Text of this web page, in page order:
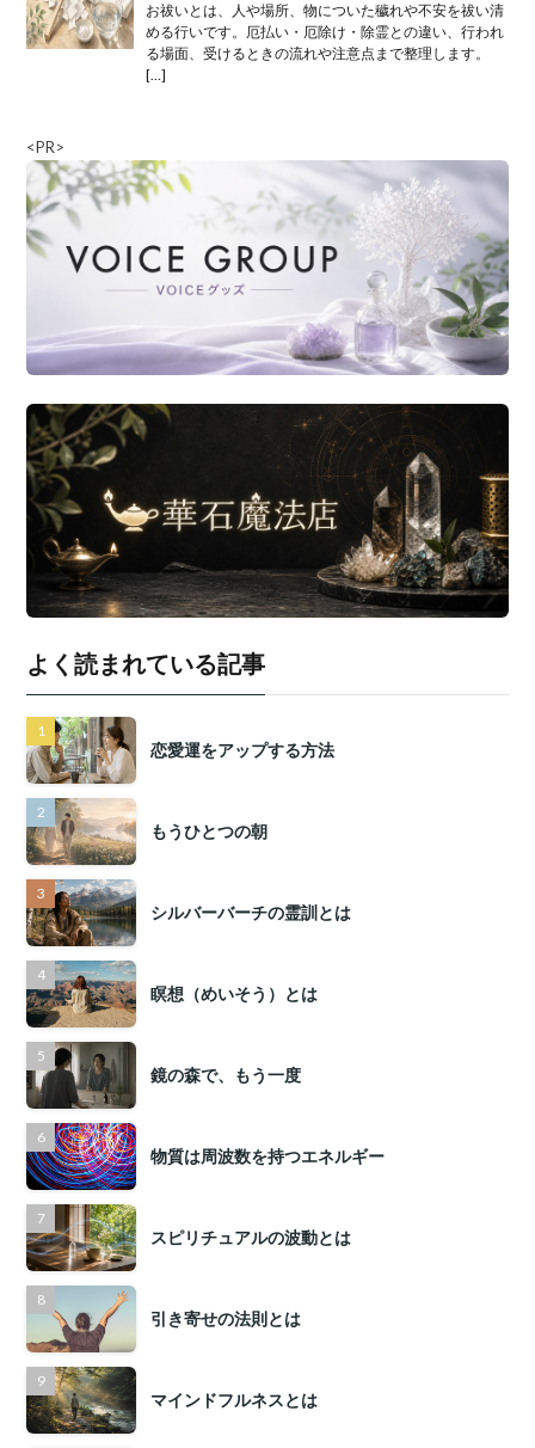
お祓いとは、人や場所、物についた穢れや不安を祓い清
める行いです。厄払い・厄除け・除霊との違い、行われ
る場面、受けるときの流れや注意点まで整理します。
[…]
<PR>
よく読まれている記事
恋愛運をアップする方法
もうひとつの朝
シルバーバーチの霊訓とは
瞑想（めいそう）とは
鏡の森で、もう一度
物質は周波数を持つエネルギー
スピリチュアルの波動とは
引き寄せの法則とは
マインドフルネスとは